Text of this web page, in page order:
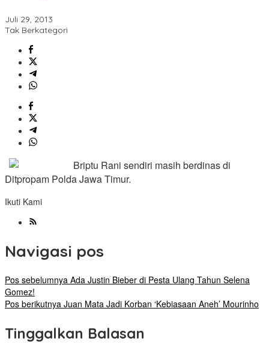
Juli 29, 2013
Tak Berkategori
Briptu Rani sendiri masih berdinas di
Ditpropam Polda Jawa Timur.
Ikuti Kami
Navigasi pos
Pos sebelumnya Ada Justin Bieber di Pesta Ulang Tahun Selena
Gomez!
Pos berikutnya Juan Mata Jadi Korban ‘Kebiasaan Aneh’ Mourinho
Tinggalkan Balasan